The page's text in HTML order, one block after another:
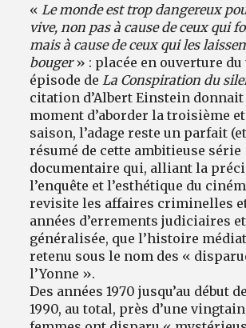
« Le monde est trop dangereux
vive, non pas à cause de ceux qui
mais à cause de ceux qui les
bouger» : placée en ouverture
épisode de La Conspiration du
citation d’Albert Einstein donnait
moment d’aborder la troisième
saison, l’adage reste un parfait
résumé de cette ambitieuse série
documentaire qui, alliant la
l’enquête et l’esthétique du
revisite les affaires criminelles
années d’errements judiciaires
généralisée, que l’histoire
retenu sous le nom des «
l’Yonne ».
Des années 1970 jusqu’au début
1990, au total, près d’une